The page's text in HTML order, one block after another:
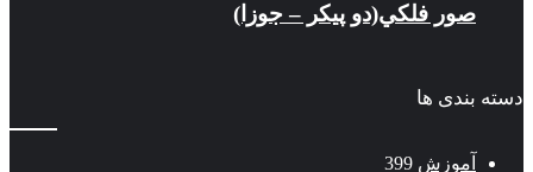
صور فلكي(دو پیکر – جوزا)
دسته بندی ها
آموزش 399